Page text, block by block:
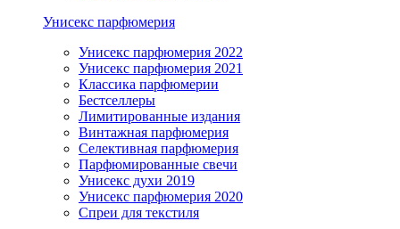
Унисекс парфюмерия
Унисекс парфюмерия 2022
Унисекс парфюмерия 2021
Классика парфюмерии
Бестселлеры
Лимитированные издания
Винтажная парфюмерия
Селективная парфюмерия
Парфюмированные свечи
Унисекс духи 2019
Унисекс парфюмерия 2020
Спреи для текстиля